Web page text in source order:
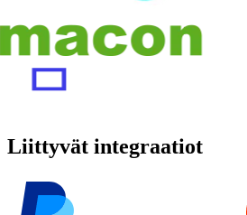
Liittyvät integraatiot